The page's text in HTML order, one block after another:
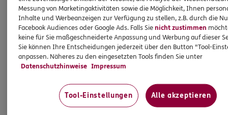
Produkte
Zahnversicherungen
Kfz-Versicherung
Messung von Marketingaktivitäten sowie die Möglichkeit, Ihnen
Inhalte und Werbeanzeigen zur Verfügung zu stellen, z.B. durch die
Facebook Audiences oder Google Ads. Falls Sienicht zustimmen
keine für Sie maßgeschneiderte Anpassung und Werbung auf dieser
Sie können Ihre Entscheidungen jederzeit über den Button "Tool-
anpassen. Näheres zu den eingesetzten Tools finden Sie unter
Datenschutzhinweise Impressum
Tool-Einstellungen Alle akzeptieren